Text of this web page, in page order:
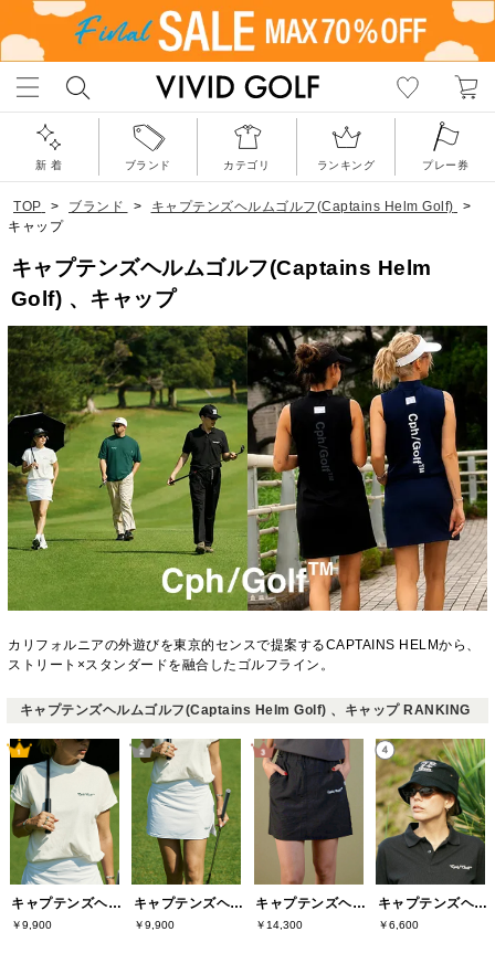
新 着 ブランド カテゴリ ランキング プレー券
TOP > ブランド > キャプテンズヘルムゴルフ(Captains Helm Golf)
>
キャップ
キャプテンズヘルムゴルフ(Captains Helm
Golf) 、キャップ
カリフォルニアの外遊びを東京的センスで提案するCAPTAINS HELMから、
ストリート×スタンダードを融合したゴルフライン。
キャプテンズヘルムゴルフ(Captains Helm Golf) 、キャップ RANKING
キャプテンズヘルムゴルフ(Captains Helm Golf)
￥9,900
キャプテンズヘルムゴルフ(Captains Helm Golf)
￥9,900
キャプテンズヘルムゴルフ(Captains Helm Golf)
￥14,300
キャプテンズヘルムゴルフ(Captains Helm Golf)
￥6,600